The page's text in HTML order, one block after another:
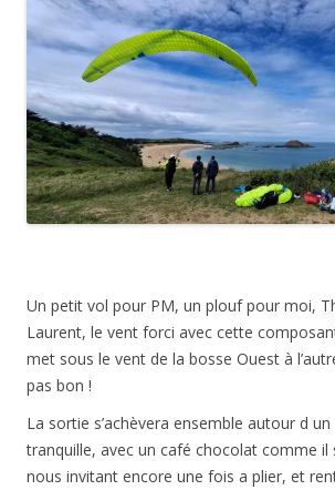
Un petit vol pour PM, un plouf pour moi,
Laurent, le vent forci avec cette
met sous le vent de la bosse Ouest à
pas bon !
La sortie s’achèvera ensemble autour d
tranquille, avec un café chocolat comme il
nous invitant encore une fois a plier, et